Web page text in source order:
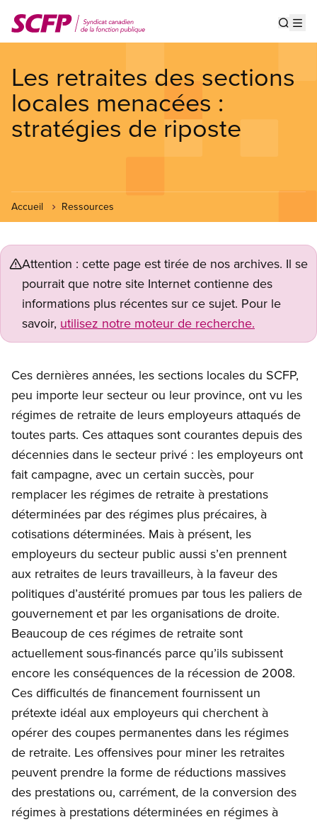
au
contenu
Les retraites des sections
locales menacées :
stratégies de riposte
Accueil Ressources
Attention : cette page est tirée de nos archives. Il se
pourrait que notre site Internet contienne des
informations plus récentes sur ce sujet. Pour le
savoir, utilisez notre moteur de recherche.
Ces dernières années, les sections locales du SCFP,
peu importe leur secteur ou leur province, ont vu les
régimes de retraite de leurs employeurs attaqués de
toutes parts. Ces attaques sont courantes depuis des
décennies dans le secteur privé : les employeurs ont
fait campagne, avec un certain succès, pour
remplacer les régimes de retraite à prestations
déterminées par des régimes plus précaires, à
cotisations déterminées. Mais à présent, les
employeurs du secteur public aussi s’en prennent
aux retraites de leurs travailleurs, à la faveur des
politiques d’austérité promues par tous les paliers de
gouvernement et par les organisations de droite.
Beaucoup de ces régimes de retraite sont
actuellement sous-financés parce qu’ils subissent
encore les conséquences de la récession de 2008.
Ces difficultés de financement fournissent un
prétexte idéal aux employeurs qui cherchent à
opérer des coupes permanentes dans les régimes
de retraite. Les offensives pour miner les retraites
peuvent prendre la forme de réductions massives
des prestations ou, carrément, de la conversion des
régimes à prestations déterminées en régimes à